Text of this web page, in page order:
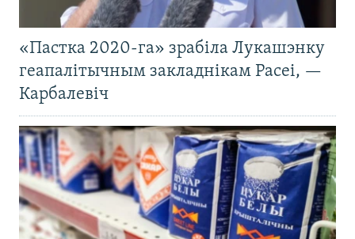
«Пастка 2020-га» зрабіла Лукашэнку
геапалітычным закладнікам Расеі, —
Карбалевіч